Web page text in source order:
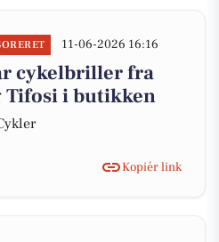
11-06-2026 16:16
cykelbriller fra
Tifosi i butikken
Kopiér link